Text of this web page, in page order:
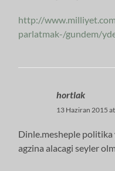
http://
parlatmak-/gundem/
hortlak
13 Haziran 2015
Dinle.mesheple
agzina alacagi seyler